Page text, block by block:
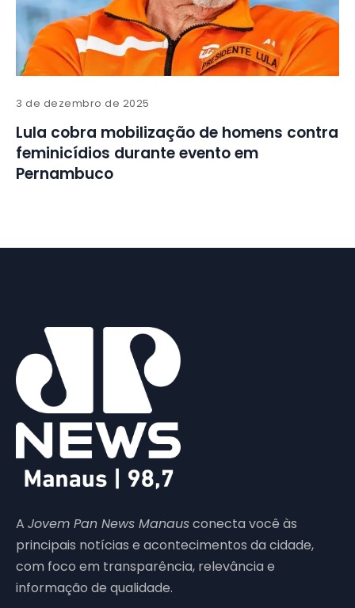
3 de dezembro de 2025
Lula cobra mobilização de homens contra
feminicídios durante evento em
Pernambuco
A Jovem Pan News Manausconecta você às
principais notícias e acontecimentos da cidade,
com foco em transparência, relevância e
informação de qualidade.